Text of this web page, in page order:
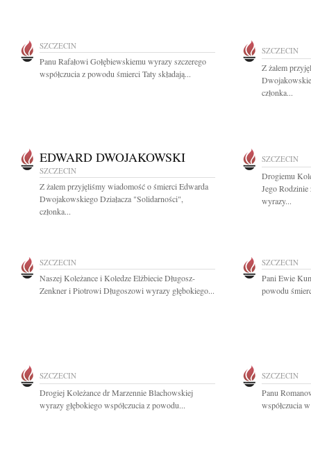
SZCZECIN
Panu Rafałowi Gołębiewskiemu wyrazy szczerego
współczucia z powodu śmierci Taty składają...
SZCZECIN
Z żalem
członka...
EDWARD DWOJAKOWSKI
SZCZECIN
Z żalem przyjęliśmy wiadomość o śmierci Edwarda
Dwojakowskiego Działacza "Solidarności",
członka...
SZCZECIN
Drogiemu
Jego
wyrazy...
SZCZECIN
Naszej Koleżance i Koledze Elżbiecie Długosz-
Zenkner i Piotrowi Długoszowi wyrazy głębokiego...
SZCZECIN
Pani Ewie
powodu
SZCZECIN
Drogiej Koleżance dr Marzennie Blachowskiej
wyrazy głębokiego współczucia z powodu...
SZCZECIN
Panu
współczucia